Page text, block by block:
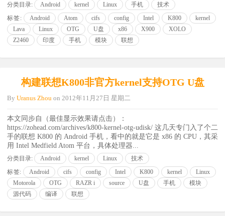
分类目录: Android kernel Linux 手机
技术
标签:
Android Atom cifs config Intel K800
kernel
Lava
Linux OTG U盘 x86 X900
XOLO
Z2460
印度 手机 模块 联想
构建联想K800非官方kernel支持OTG U盘
By Uranus Zhou on 2012年11月27日 星期二
本文同步自（最佳显示效果请点击）：
https://zohead.com/archives/k800-kernel-otg-udisk/ 这几天专门入了个二
手的联想 K800 的 Android 手机，看中的就是它是 x86 的 CPU，其采
用 Intel Medfield Atom 平台，具体处理器...
分类目录: Android kernel Linux
技术
标签:
Android cifs config Intel K800 kernel
Linux
Motorola
OTG RAZR i source U盘 手机
模块
源代码
编译 联想